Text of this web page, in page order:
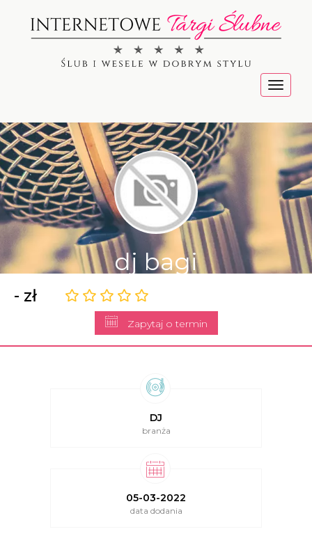
Menu
dj bagi
- zł
Zapytaj o termin
DJ
branża
05-03-2022
data dodania